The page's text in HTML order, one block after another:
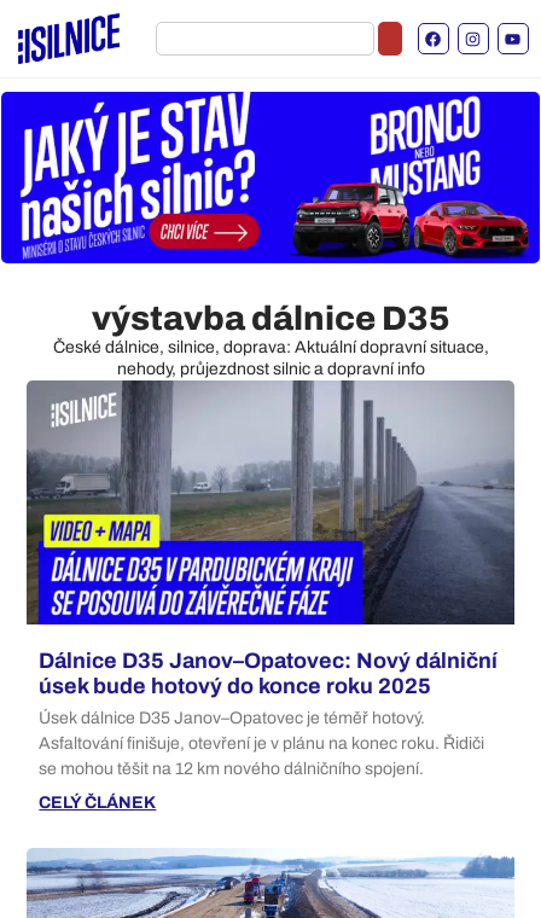
výstavba dálnice D35
České dálnice, silnice, doprava: Aktuální dopravní situace,
nehody, průjezdnost silnic a dopravní info
Dálnice D35 Janov–Opatovec: Nový dálniční
úsek bude hotový do konce roku 2025
Úsek dálnice D35 Janov–Opatovec je téměř hotový.
Asfaltování finišuje, otevření je v plánu na konec roku. Řidiči
se mohou těšit na 12 km nového dálničního spojení.
CELÝ ČLÁNEK